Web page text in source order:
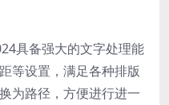
具备强大的文字处理能
等设置，满足各种排版
为路径，方便进行进一